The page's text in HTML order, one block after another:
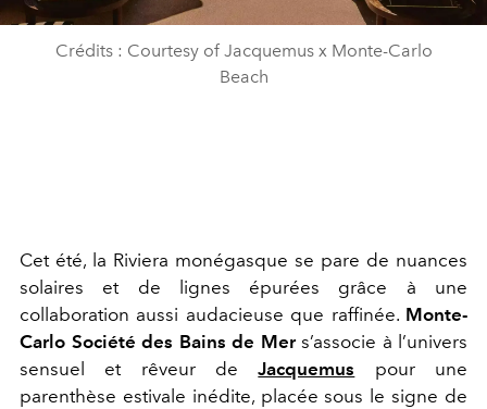
Crédits : Courtesy of Jacquemus x Monte-Carlo
Beach
Cet été, la Riviera monégasque se pare de nuances
solaires et de lignes épurées grâce à une
collaboration aussi audacieuse que raffinée. Monte-
Carlo Société des Bains de Mers’associe à l’univers
sensuel et rêveur deJacquemus pour une
parenthèse estivale inédite, placée sous le signe de